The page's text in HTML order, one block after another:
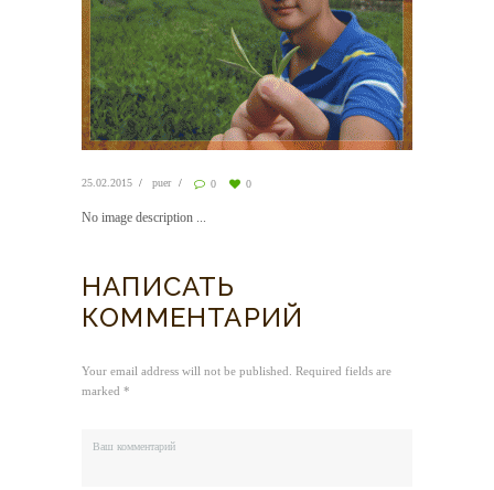
25.02.2015 puer 0 0
No image description ...
НАПИСАТЬ
КОММЕНТАРИЙ
Your email address will not be published. Required fields are
marked *